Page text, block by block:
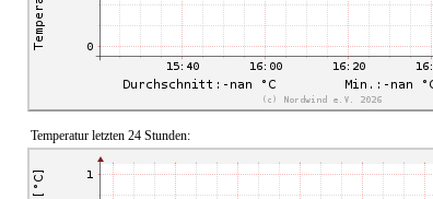
Temperatur letzten 24 Stunden: